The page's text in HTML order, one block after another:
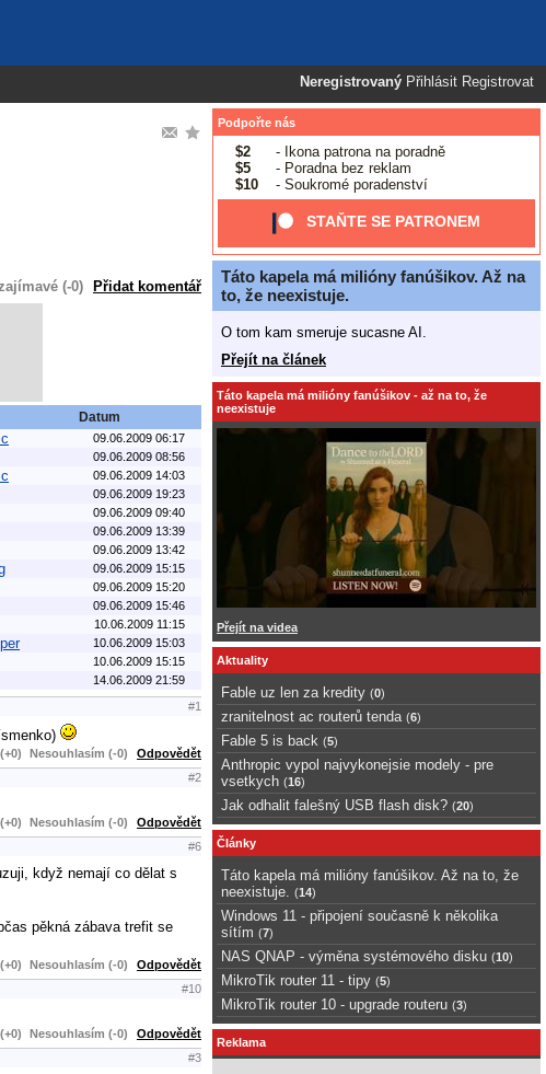
Neregistrovaný Přihlásit Registrovat
(-0) Přidat komentář
Datum
09.06.2009 06:17
09.06.2009 08:56
09.06.2009 14:03
09.06.2009 19:23
09.06.2009 09:40
09.06.2009 13:39
09.06.2009 13:42
09.06.2009 15:15
09.06.2009 15:20
09.06.2009 15:46
10.06.2009 11:15
10.06.2009 15:03
10.06.2009 15:15
14.06.2009 21:59
#1
Nesouhlasím (-0) Odpovědět
#2
Nesouhlasím (-0) Odpovědět
#6
když nemají co dělat s
pěkná zábava trefit se
Nesouhlasím (-0) Odpovědět
#10
Nesouhlasím (-0) Odpovědět
#3
Podpořte nás
$2
- Ikona patrona na poradně
$5
- Poradna bez reklam
$10
- Soukromé poradenství
STAŇTE SE PATRONEM
Táto kapela má milióny fanúšikov. Až na
to, že neexistuje.
O tom kam smeruje sucasne AI.
Přejít na článek
Táto kapela má milióny fanúšikov - až na to, že
neexistuje
Přejít na videa
Aktuality
Fable uz len za kredity (0)
zranitelnost ac routerů tenda (6)
Fable 5 is back (5)
Anthropic vypol najvykonejsie modely - pre
vsetkych (16)
Jak odhalit falešný USB flash disk? (20)
Články
Táto kapela má milióny fanúšikov. Až na to, že
neexistuje.
(14)
Windows 11 - připojení současně k několika
sítím (7)
NAS QNAP - výměna systémového disku (10)
MikroTik router 11 - tipy (5)
MikroTik router 10 - upgrade routeru (3)
Reklama